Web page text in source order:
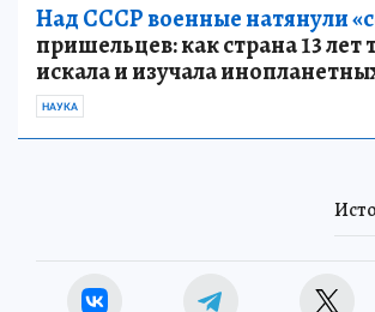
Над СССР военные натянули
пришельцев: как страна 13 лет
искала и изучала
НАУКА